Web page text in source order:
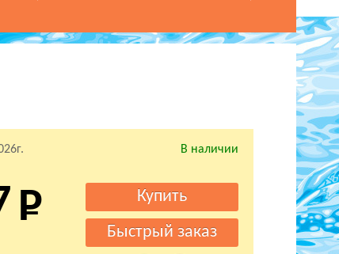
В наличии